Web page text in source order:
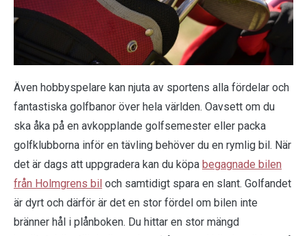
Även hobbyspelare kan njuta av sportens alla fördelar och
fantastiska golfbanor över hela världen. Oavsett om du
ska åka på en avkopplande golfsemester eller packa
golfklubborna inför en tävling behöver du en rymlig bil. När
det är dags att uppgradera kan du köpa begagnade bilen
från Holmgrens bil och samtidigt spara en slant. Golfandet
är dyrt och därför är det en stor fördel om bilen inte
bränner hål i plånboken. Du hittar en stor mängd